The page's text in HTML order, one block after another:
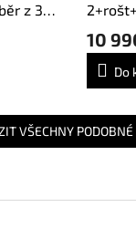
z 3
10
Do
VŠECHNY PODOBNÉ